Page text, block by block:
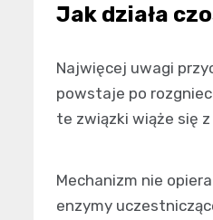
Jak działa
Najwięcej uwagi
powstaje po
te związki wiąże się
Mechanizm nie
enzymy